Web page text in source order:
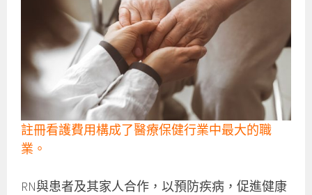
註冊看護費用構成了醫療保健行業中最大的職
業。
RN與患者及其家人合作，以預防疾病，促進健康